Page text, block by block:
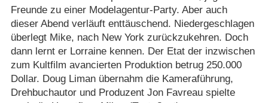
Freunde zu einer Modelagentur-Party. Aber auch
dieser Abend verläuft enttäuschend. Niedergeschlagen
überlegt Mike, nach New York zurückzukehren. Doch
dann lernt er Lorraine kennen. Der Etat der inzwischen
zum Kultfilm avancierten Produktion betrug 250.000
Dollar. Doug Liman übernahm die Kameraführung,
Drehbuchautor und Produzent Jon Favreau spielte